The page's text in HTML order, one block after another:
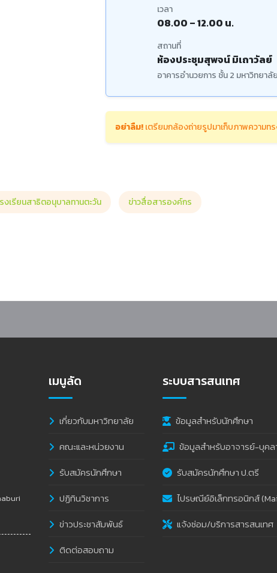
เวลา
08.00 – 12.00 น.
สถานที่
ห้องประชุมสุพจน์ มิเถาวัลย์
อาคารอำนวยการ ชั้น 2 มหาวิทยา
อย่าลืม!เตรียมกล้องถ่ายรูปมาเก็บภาพความท
งเรียนสาธิตอนุบาลทานตะวัน ข่าวสื่อสารองค์กร
เทศ แนำนำดรรชนีวารสารสำหรับการศึกษาค้นคว้าวิจัย ประจำเดือน มกราคม
เมนูลัด
เกี่ยวกับมหาวิทยาลัย
คณะและหน่วยงาน
รับสมัครนักศึกษา
ปฏิทินวิชาการ
ข่าวประชาสัมพันธ์
ติดต่อสอบถาม
ระบบสารสนเทศ
ข้อมูลสำหรับนักศึกษา
ข้อมูลสำหรับอาจารย์-บุคล
รับสมัครนักศึกษา ป.ตรี
ไปรษณีย์อิเล็กทรอนิกส์
แจ้งซ่อม/บริการสารสนเทศ